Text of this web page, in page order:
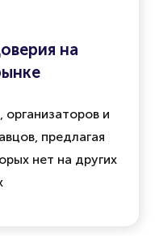
на
и
предлагая
нет на других